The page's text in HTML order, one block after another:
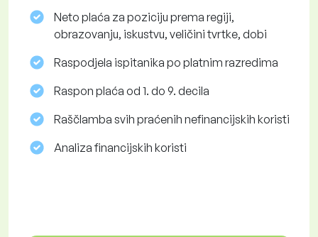
Neto plaća za poziciju prema regiji,
obrazovanju, iskustvu, veličini tvrtke, dobi
Raspodjela ispitanika po platnim razredima
Raspon plaća od 1. do 9. decila
Raščlamba svih praćenih nefinancijskih koristi
Analiza financijskih koristi